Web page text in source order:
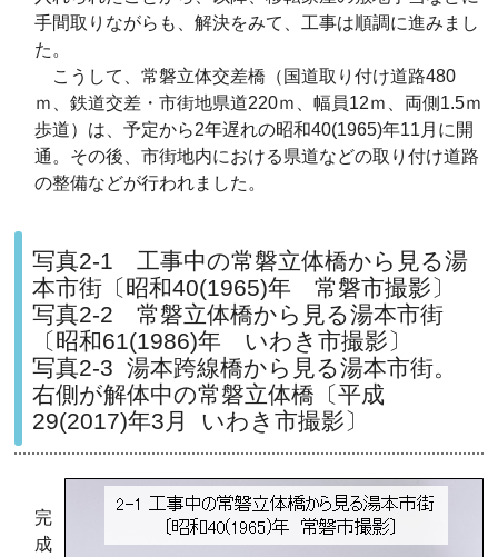
手間取りながらも、解決をみて、工事は順調に進みまし
た。
こうして、常磐立体交差橋（国道取り付け道路480
ｍ、鉄道交差・市街地県道220ｍ、幅員12ｍ、両側1.5ｍ
歩道）は、予定から2年遅れの昭和40(1965)年11月に開
通。その後、市街地内における県道などの取り付け道路
の整備などが行われました。
写真2-1 工事中の常磐立体橋から見る湯
本市街〔昭和40(1965)年 常磐市撮影〕
写真2-2 常磐立体橋から見る湯本市街
〔昭和61(1986)年 いわき市撮影〕
写真2-3 湯本跨線橋から見る湯本市街。
右側が解体中の常磐立体橋〔平成
29(2017)年3月 いわき市撮影〕
完
成